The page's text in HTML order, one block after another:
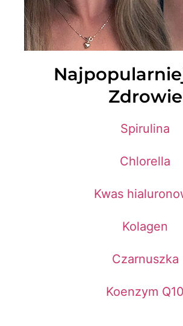
Zdrowie
Spirulina
Chlorella
Kwas
Kolagen
Czarnuszka
Koenzym Q10